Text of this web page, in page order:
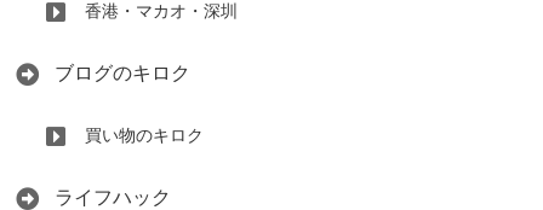
香港・マカオ・深圳
ブログのキロク
買い物のキロク
ライフハック